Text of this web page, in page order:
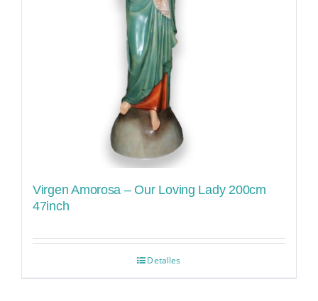
Virgen Amorosa – Our Loving Lady 200cm
47inch
Detalles